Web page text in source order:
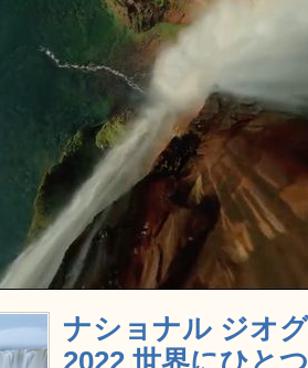
ナショナル ジオ
2022 世界にひと